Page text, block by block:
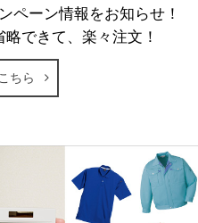
ペーン情報をお知らせ！
できて、楽々注文！
ちら